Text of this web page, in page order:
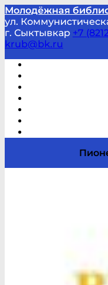
Молодёжная
ул.
г. Сыктывкар +7
krub@bk.ru